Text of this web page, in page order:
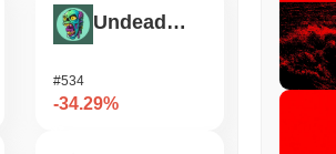
Undeads Games
#534
-34.29%